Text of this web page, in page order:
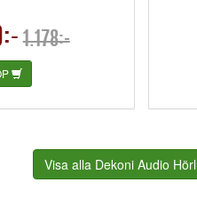
1.178:-
Visa alla Dekoni Audio